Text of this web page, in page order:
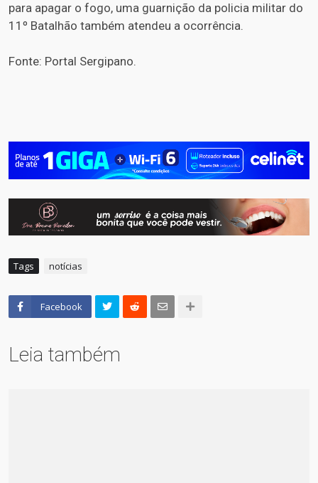
para apagar o fogo, uma guarnição da policia militar do
11º Batalhão também atendeu a ocorrência.
Fonte: Portal Sergipano.
Tags notícias
Facebook
Leia também